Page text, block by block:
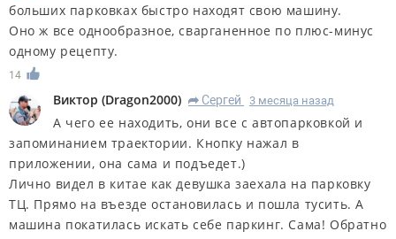
больших парковках быстро находят свою машину.
Оно ж все однообразное, сварганенное по плюс-минус
одному рецепту.
14
Виктор (Dragon2000) R Сергей 3 месяца назад
А чего ее находить, они все с автопарковкой и
запоминанием траектории. Кнопку нажал в
приложении, она сама и подъедет.)
Лично видел в китае как девушка заехала на парковку
ТЦ. Прямо на въезде остановилась и пошла тусить. А
машина покатилась искать себе паркинг. Сама! Обратно